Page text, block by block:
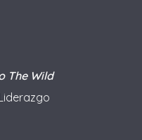
The Wild